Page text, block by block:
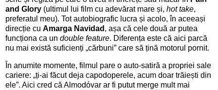
and Glory (ultimul lui film cu adevărat mare și, hot take,
preferatul meu). Tot autobiografic lucra și acolo, în aceeași
direcție cu Amarga Navidad , așa că cele două ar putea
funcționa ca un double feature. Diferența este că aici parcă
nu mai există suficienți „cărbuni” care să țină motorul pornit.
În anumite momente, filmul pare o auto-satiră a propriei sale
cariere: „ți-ai făcut deja capodoperele, acum doar trăiești din
ele”. Aici cred că Almodóvar ar fi putut merge mult mai